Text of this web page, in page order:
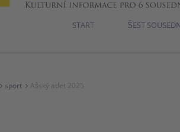
START ŠEST
sport Ašský atlet 2025